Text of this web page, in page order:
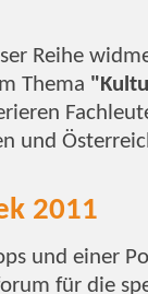
Reihe
Thema
und
2011
und einer
für die